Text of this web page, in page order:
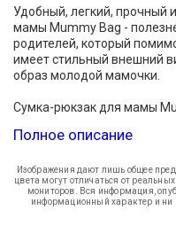
Удобный, легкий, прочный
мамы Mummy Bag -
родителей, который
имеет стильный внешний
образ молодой мамочки.
Сумка-рюкзак для мамы
рукой, принесет в жизнь
себя. В такой сумке можно
игрушки, погремушки,
другое, что может срочно
свежем воздухе, во время
Полное описание
Изображения дают лишь общее
цвета могут отличаться от
мониторов. Вся информация,
информационный характер и ни